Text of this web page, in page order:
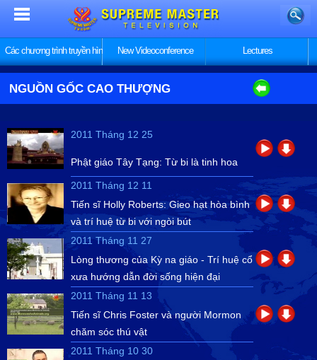
Các chương trình truyền hình New Videoconference Lectures
NGUỒN GỐC CAO THƯỢNG
2011 Tháng 12 25
Phật giáo Tây Tạng: Từ bi là tinh hoa
2011 Tháng 12 11
Tiến sĩ Holly Roberts: Gieo hạt hòa bình
và trí huệ từ bi với ngòi bút
2011 Tháng 11 27
Lòng thương của Kỳ na giáo - Trí huệ cổ
xưa hướng dẫn đời sống hiện đại
2011 Tháng 11 13
Tiến sĩ Chris Foster và người Mormon
chăm sóc thú vật
2011 Tháng 10 30